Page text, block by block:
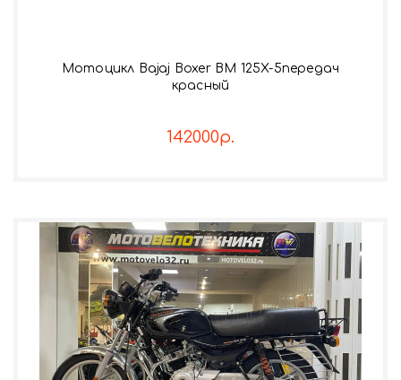
Мотоцикл Bajaj Boxer BM 125X-5передач
красный
142000р.